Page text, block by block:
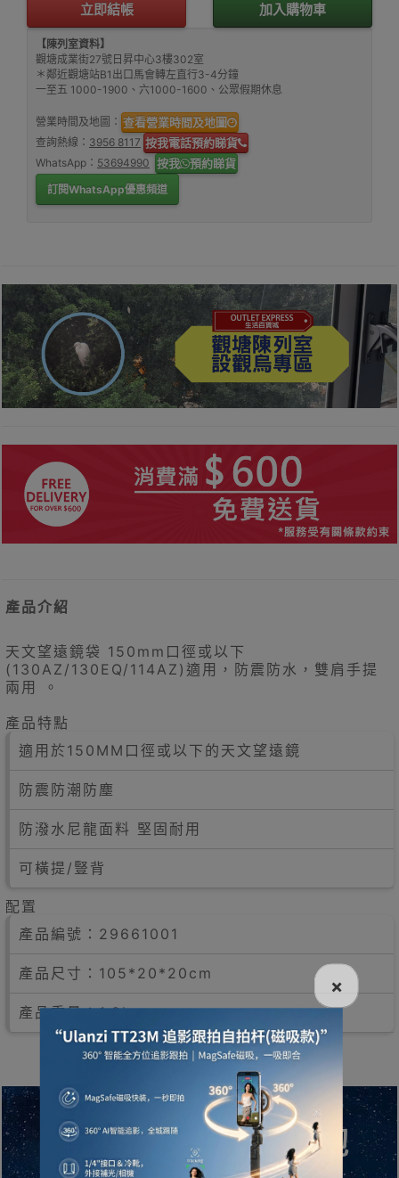
立即結帳 加入購物車
【陳列室資料】
觀塘成業街27號日昇中心3樓302室
＊鄰近觀塘站B1出口馬會轉左直行3-4分鐘
一至五 1000-1900、六1000-1600、公眾假期休息
營業時間及地圖： 查看營業時間及地圖
查詢熱線： 3956 8117 按我電話預約睇貨
WhatsApp： 53694990 按我 預約睇貨
訂閱WhatsApp優惠頻道
產品介紹
天文望遠鏡袋 150mm口徑或以下
(130AZ/130EQ/114AZ)適用，防震防水，雙肩手提
兩用 。
產品特點
適用於150MM口徑或以下的天文望遠鏡
防震防潮防塵
防潑水尼龍面料 堅固耐用
可橫提/豎背
配置
產品編號：29661001
產品尺寸：105*20*20cm
產品重量：1.2kg
×